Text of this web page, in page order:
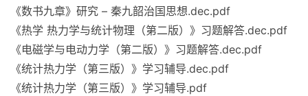
《数书九章》研究 – 秦九韶治国思想.dec.pdf
《热学 热力学与统计物理（第二版）》习题解答.dec.pdf
《电磁学与电动力学（第二版）》习题解答.dec.pdf
《统计热力学（第三版）》学习辅导.dec.pdf
《统计热力学（第三版）》学习辅导.pdf